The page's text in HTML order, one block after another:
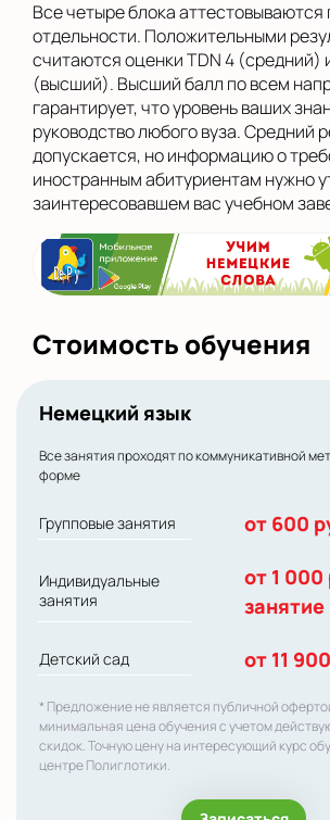
Все четыре блока аттестовываются
отдельности. Положительными
считаются оценки TDN 4 (средний)
(высший). Высший балл по всем
гарантирует, что уровень ваших
руководство любого вуза. Средний
допускается, но информацию о
иностранным абитуриентам нужно
заинтересовавшем вас учебном
Стоимость обучения
Немецкий язык
Все занятия проходят по коммуникативной
форме
Групповые занятия от 600
Индивидуальные
занятия
от 1 000
занятие
Детский сад от 11
* Предложение не является публичной
минимальная цена обучения с учетом
скидок. Точную цену на интересующий курс
центре Полиглотики.